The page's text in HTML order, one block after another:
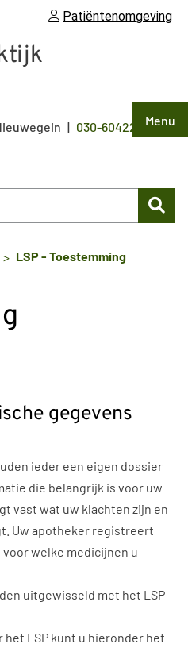
Patiëntenomgeving
Menu
Tel:
030-6042211
LSP - Toestemming
gegevens
ieder een eigen dossier
die belangrijk is voor uw
vast wat uw klachten zijn en
Uw apotheker registreert
welke medicijnen u
uitgewisseld met het LSP
LSP kunt u hieronder het